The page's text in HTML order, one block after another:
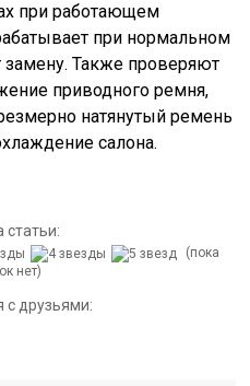
при работающем
при нормальном
замену. Также проверяют
приводного ремня,
натянутый ремень
салона.
статьи:
(пока
нет)
с друзьями: